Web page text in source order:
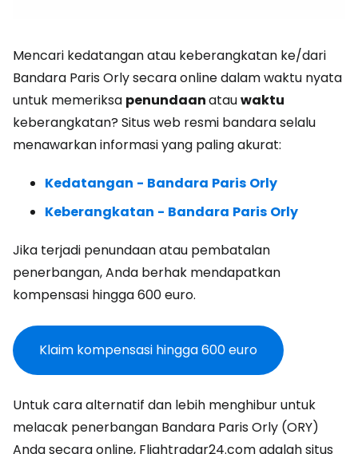
Mencari kedatangan atau keberangkatan ke/dari
Bandara Paris Orly secara online dalam waktu nyata
untuk memeriksa penundaanatauwaktu
keberangkatan? Situs web resmi bandara selalu
menawarkan informasi yang paling akurat:
Kedatangan - Bandara Paris Orly
Keberangkatan - Bandara Paris Orly
Jika terjadi penundaan atau pembatalan
penerbangan, Anda berhak mendapatkan
kompensasi hingga 600 euro.
Klaim kompensasi hingga 600 euro
Untuk cara alternatif dan lebih menghibur untuk
melacak penerbangan Bandara Paris Orly (ORY)
Anda secara online, Flightradar24.com adalah situs